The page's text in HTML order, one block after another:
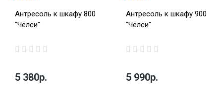
Антресоль к шкафу 800
"Челси"
5 380р.
Антресоль к шкафу 900
"Челси"
5 990р.